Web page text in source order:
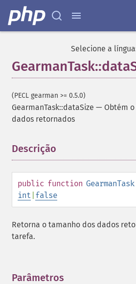
Selecione a
(PECL gearman >= 0.5.0)
GearmanTask::dataSize — Obtém
dados retornados
Descrição
public function
int false
Retorna o tamanho dos dados
tarefa.
Parâmetros